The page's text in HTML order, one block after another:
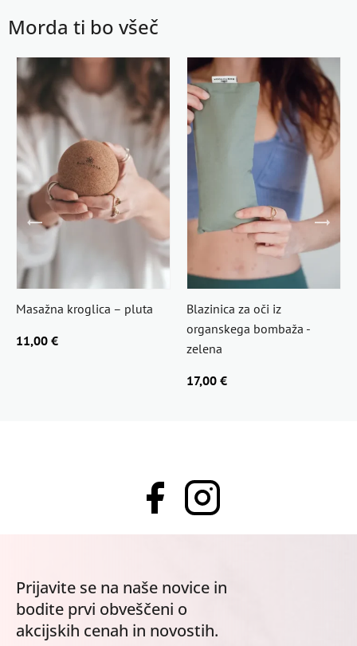
Morda ti bo všeč
Masažna kroglica – pluta
11,00 €
Blazinica za oči iz
organskega bombaža -
zelena
17,00 €
Prijavite se na naše novice in
bodite prvi obveščeni o
akcijskih cenah in novostih.